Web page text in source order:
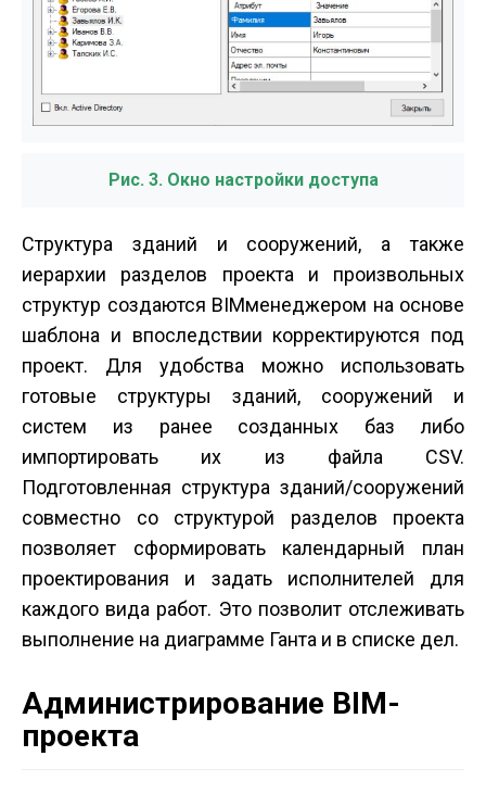
Рис. 3. Окно настройки доступа
Структура зданий и сооружений, а также
иерархии разделов проекта и произвольных
структур создаются BIM­менеджером на основе
шаблона и впоследствии корректируются под
проект. Для удобства можно использовать
готовые структуры зданий, сооружений и
систем из ранее созданных баз либо
импортировать их из файла CSV.
Подготовленная структура зданий/сооружений
совместно со структурой разделов проекта
позволяет сформировать календарный план
проектирования и задать исполнителей для
каждого вида работ. Это позволит отслеживать
выполнение на диаграмме Ганта и в списке дел.
Администрирование BIM­
проекта